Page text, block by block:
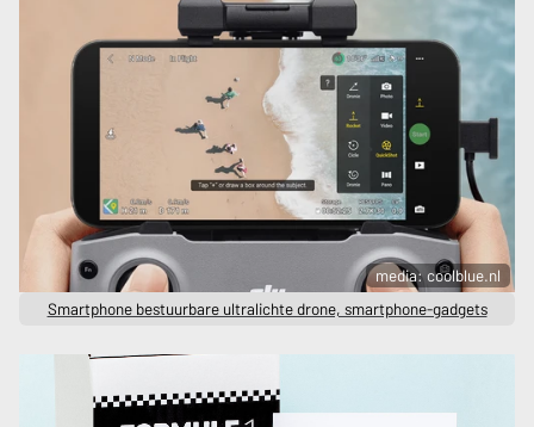
media: coolblue.nl
Smartphone bestuurbare ultralichte drone, smartphone-gadgets